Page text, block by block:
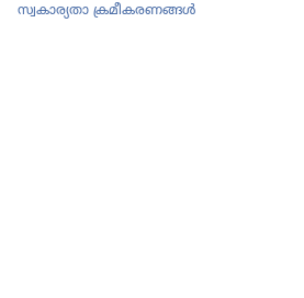
സ്വകാര്യതാ ക്രമീകരണങ്ങൾ